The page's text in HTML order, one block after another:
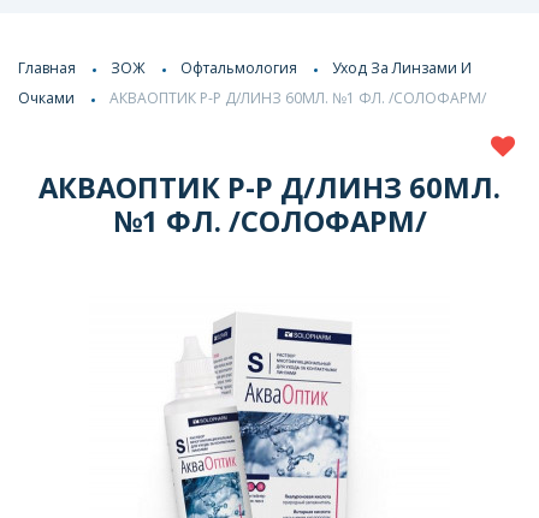
Главная ЗОЖ Офтальмология
Уход За Линзами И
Очками
АКВАОПТИК Р-Р Д/ЛИНЗ 60МЛ. №1 ФЛ. /СОЛОФАРМ/
АКВАОПТИК Р-Р Д/ЛИНЗ 60МЛ.
№1 ФЛ. /СОЛОФАРМ/